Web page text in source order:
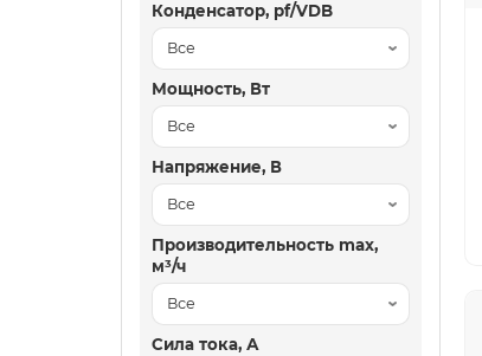
Конденсатор, pf/VDB
Мощность, Вт
Напряжение, В
Производительность max,
м³/ч
Сила тока, А